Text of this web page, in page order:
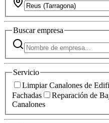
Buscarempresa
Servicio
Limpiar Canalones de
Fachadas
Reparación de
Canalones